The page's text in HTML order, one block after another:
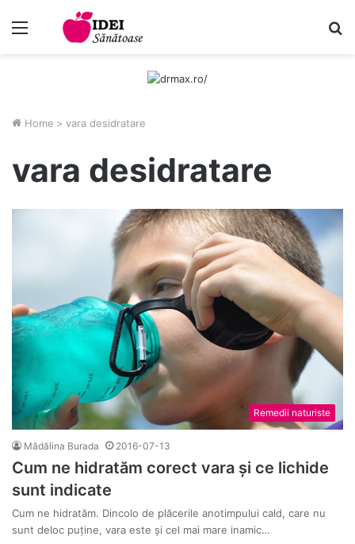
Home > vara desidratare
vara desidratare
Remedii naturiste
Mădălina Burada 2016-07-13
Cum ne hidratăm corect vara și ce lichide
sunt indicate
Cum ne hidratăm. Dincolo de plăcerile anotimpului cald, care nu
sunt deloc puține, vara este și cel mai mare inamic…